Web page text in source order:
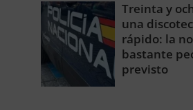
Treinta y
una
rápido: la
bastante
previsto